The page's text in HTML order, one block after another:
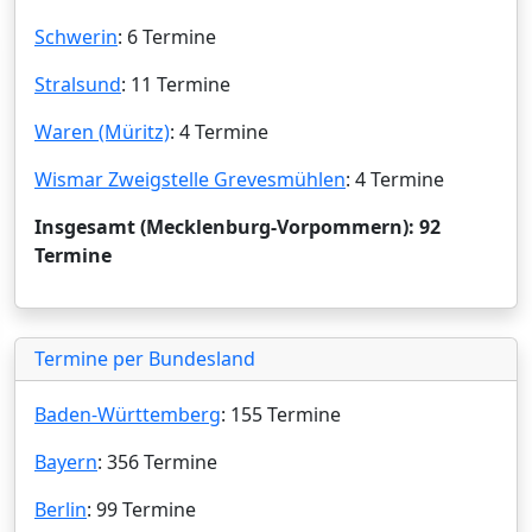
Schwerin: 6 Termine
Stralsund: 11 Termine
Waren (Müritz): 4 Termine
Wismar Zweigstelle Grevesmühlen: 4 Termine
Insgesamt (Mecklenburg-Vorpommern): 92
Termine
Termine per Bundesland
Baden-Württemberg: 155 Termine
Bayern: 356 Termine
Berlin: 99 Termine